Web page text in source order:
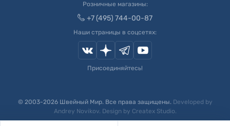
Розничные магазины:
+7 (495) 744-00-87
Наши страницы в соцсетях:
Присоединяйтесь!
© 2003-2026Швейный Мир. Все права защищены. Developed by
Andrey Novikov. Design by Createx Studio.